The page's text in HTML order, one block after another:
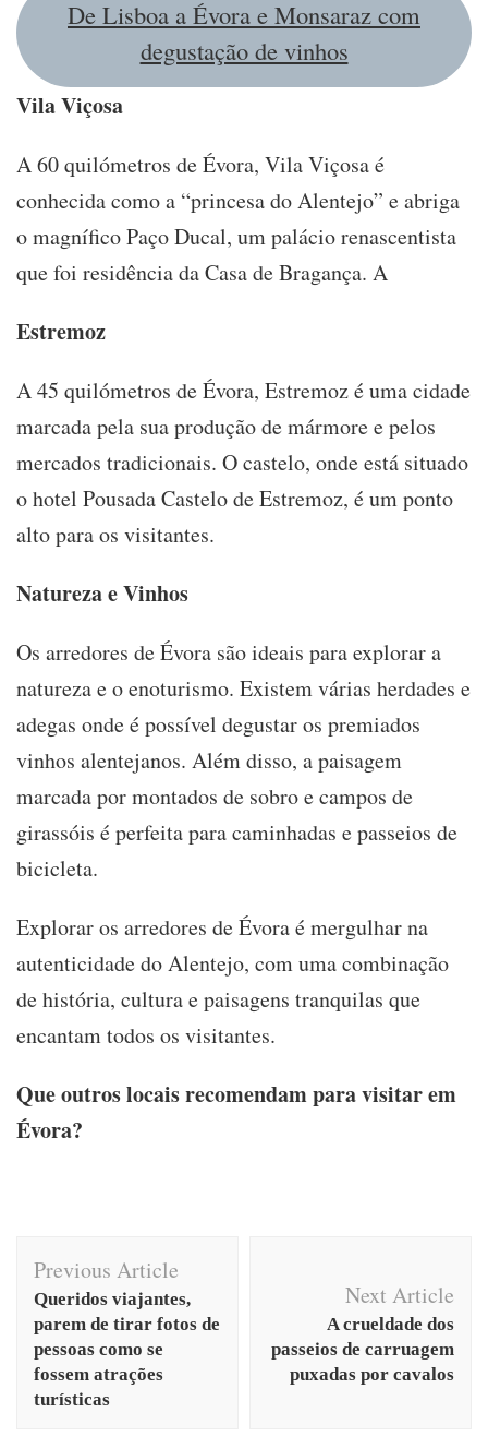
De Lisboa a Évora e Monsaraz com
degustação de vinhos
Vila Viçosa
A 60 quilómetros de Évora, Vila Viçosa é
conhecida como a “princesa do Alentejo” e abriga
o magnífico Paço Ducal, um palácio renascentista
que foi residência da Casa de Bragança. A
Estremoz
A 45 quilómetros de Évora, Estremoz é uma cidade
marcada pela sua produção de mármore e pelos
mercados tradicionais. O castelo, onde está situado
o hotel Pousada Castelo de Estremoz, é um ponto
alto para os visitantes.
Natureza e Vinhos
Os arredores de Évora são ideais para explorar a
natureza e o enoturismo. Existem várias herdades e
adegas onde é possível degustar os premiados
vinhos alentejanos. Além disso, a paisagem
marcada por montados de sobro e campos de
girassóis é perfeita para caminhadas e passeios de
bicicleta.
Explorar os arredores de Évora é mergulhar na
autenticidade do Alentejo, com uma combinação
de história, cultura e paisagens tranquilas que
encantam todos os visitantes.
Que outros locais recomendam para visitar em
Évora?
Post
Navigation
Previous Article
Queridos viajantes,
parem de tirar fotos de
pessoas como se
fossem atrações
turísticas
Next Article
A crueldade dos
passeios de carruagem
puxadas por cavalos